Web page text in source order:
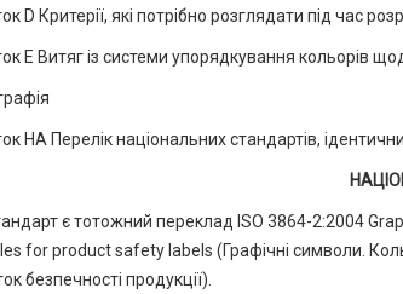
D Критерії, які потрібно розглядати під час
Е Витяг із системи упорядкування кольорів
НА Перелік національних стандартів,
є тотожний переклад ISO 3864-2:2004
for product safety labels (Графічні символи.
безпечності продукції).